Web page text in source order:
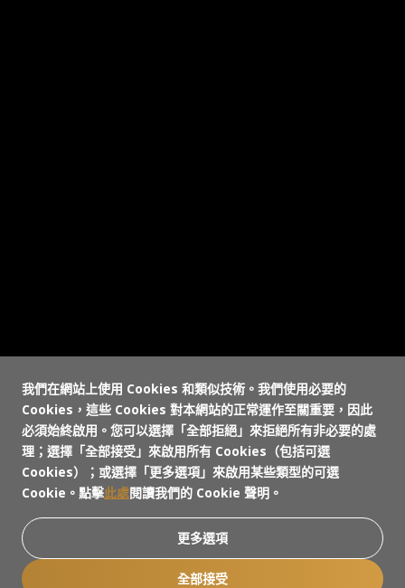
我們在網站上使用 Cookies 和類似技術。我們使用必要的
Cookies，這些 Cookies 對本網站的正常運作至關重要，因此
必須始終啟用。您可以選擇「全部拒絕」來拒絕所有非必要的處
理；選擇「全部接受」來啟用所有 Cookies（包括可選
Cookies）；或選擇「更多選項」來啟用某些類型的可選
Cookie。點擊此處閱讀我們的 Cookie 聲明。
更多選項
全部接受